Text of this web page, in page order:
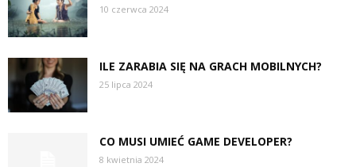
10 czerwca 2024
ILE ZARABIA SIĘ NA GRACH MOBILNYCH?
25 lipca 2024
CO MUSI UMIEĆ GAME DEVELOPER?
8 kwietnia 2024